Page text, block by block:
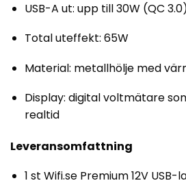
USB-A ut: upp till 30W (QC
Total uteffekt: 65W
Material: metallhölje med
Display: digital voltmätare
realtid
Leveransomfattning
1 st Wifi.se Premium 12V USB-